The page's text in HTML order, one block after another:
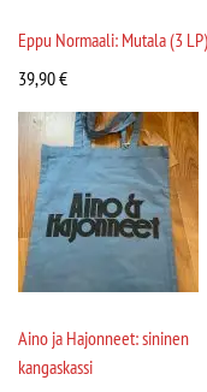
Eppu Normaali: Mutala (3 LP)
39,90€
Aino ja Hajonneet: sininen
kangaskassi